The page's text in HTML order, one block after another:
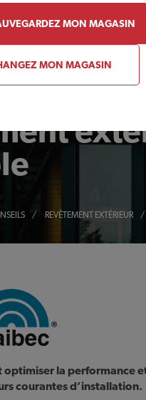
erreurs
d’un
/ REVÊTEMENT EXTÉRIEUR /
optimiser la performance
courantesd’installation.
MON MAGASIN
MON MAGASIN